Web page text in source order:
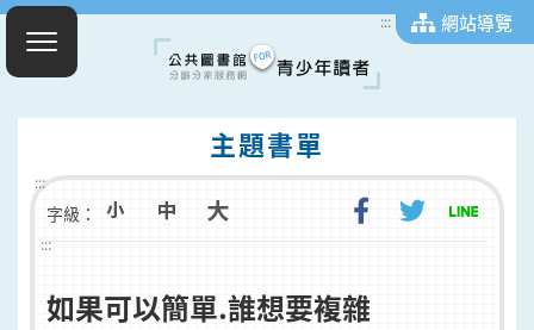
::: 網站導覽
主題書單
:::
字級：
:::
如果可以簡單.誰想要複雜